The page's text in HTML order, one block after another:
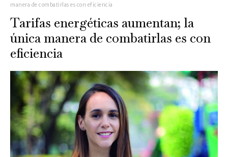
manera de combatirlas es con eficiencia
Tarifas energéticas aumentan; la
única manera de combatirlas es con
eficiencia